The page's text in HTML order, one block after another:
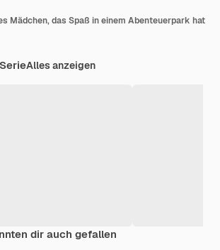
Mädchen, das Spaß in einem Abenteuerpark hat
Alles anzeigen
dir auch gefallen